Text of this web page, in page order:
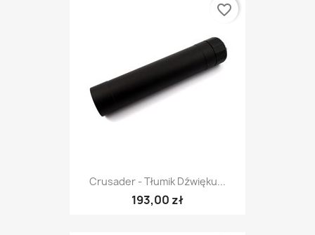
Crusader - Tłumik Dźwięku...
193,00 zł
favorite_border